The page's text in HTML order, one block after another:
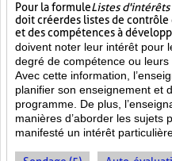
Pour la formuleListes
doit créer des listes de contrôle
et des compétences à
doivent noter leur intérêt pour
degré de compétence ou
Avec cette information,
planifier son enseignement et
programme. De plus,
manières d’aborder les sujets
manifesté un intérêt